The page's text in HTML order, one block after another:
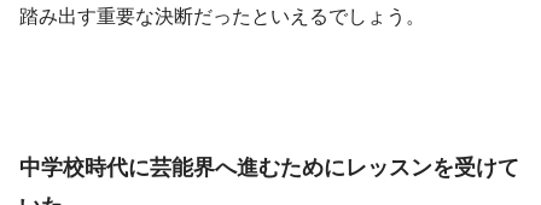
踏み出す重要な決断だったといえるでしょう。
中学校時代に芸能界へ進むためにレッスンを受けて